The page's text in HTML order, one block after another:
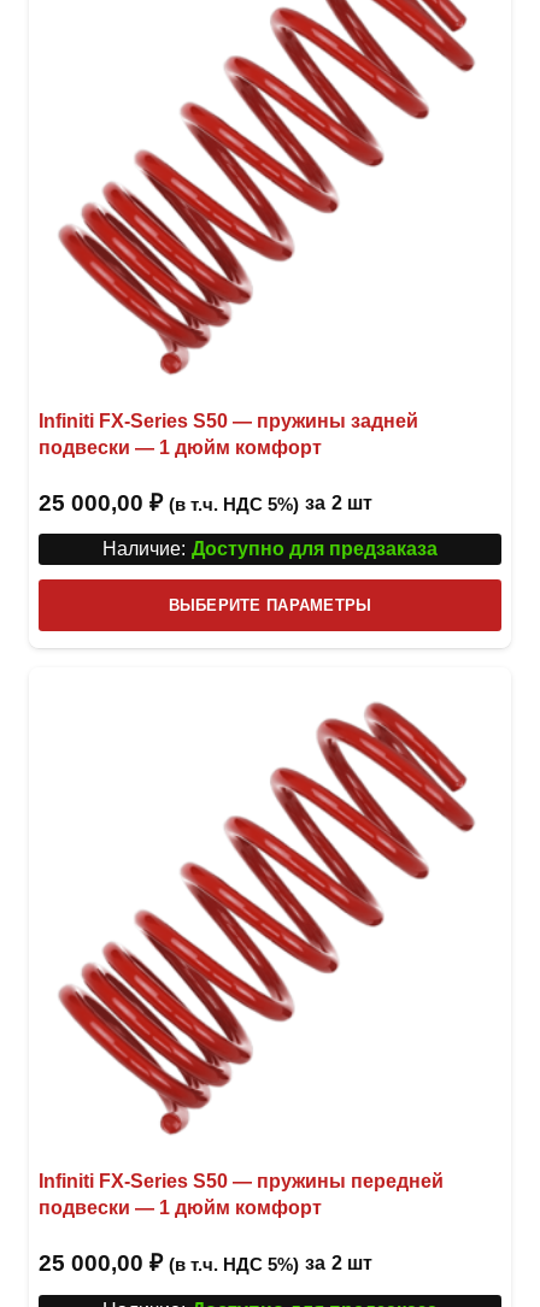
Infiniti FX-Series S50 — пружины задней
подвески — 1 дюйм комфорт
25 000,00 ₽ (в т.ч. НДС 5%) за 2 шт
Наличие: Доступно для предзаказа
ВЫБЕРИТЕ ПАРАМЕТРЫ
товар
Infiniti FX-Series S50 — пружины передней
подвески — 1 дюйм комфорт
25 000,00 ₽ (в т.ч. НДС 5%) за 2 шт